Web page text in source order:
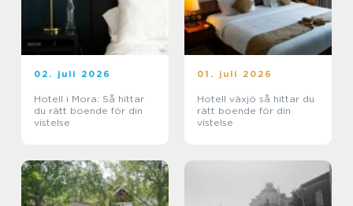
02. juli 2026
Hotell i Mora: Så hittar
du rätt boende för din
vistelse
01. juli 2026
Hotell växjö så hittar du
rätt boende för din
vistelse